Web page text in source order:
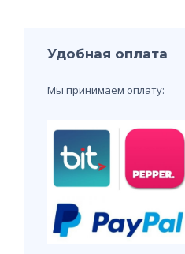
Удобная оплата
Мы принимаем оплату: